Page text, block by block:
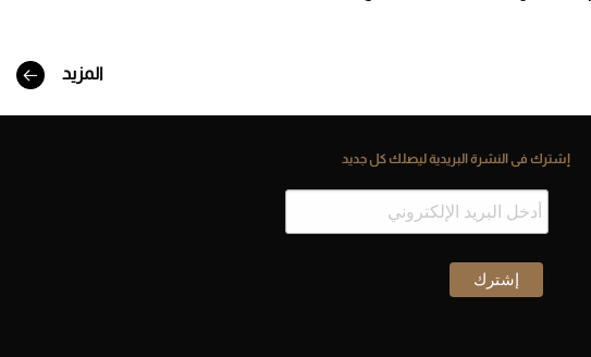
المزيد
إشترك فى النشرة البريدية ليصلك كل جديد